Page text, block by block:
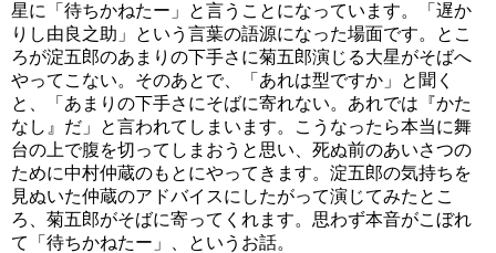
星に「待ちかねたー」と言うことになっています。「遅か
りし由良之助」という言葉の語源になった場面です。とこ
ろが淀五郎のあまりの下手さに菊五郎演じる大星がそばへ
やってこない。そのあとで、「あれは型ですか」と聞く
と、「あまりの下手さにそばに寄れない。あれでは『かた
なし』だ」と言われてしまいます。こうなったら本当に舞
台の上で腹を切ってしまおうと思い、死ぬ前のあいさつの
ために中村仲蔵のもとにやってきます。淀五郎の気持ちを
見ぬいた仲蔵のアドバイスにしたがって演じてみたとこ
ろ、菊五郎がそばに寄ってくれます。思わず本音がこぼれ
て「待ちかねたー」、というお話。